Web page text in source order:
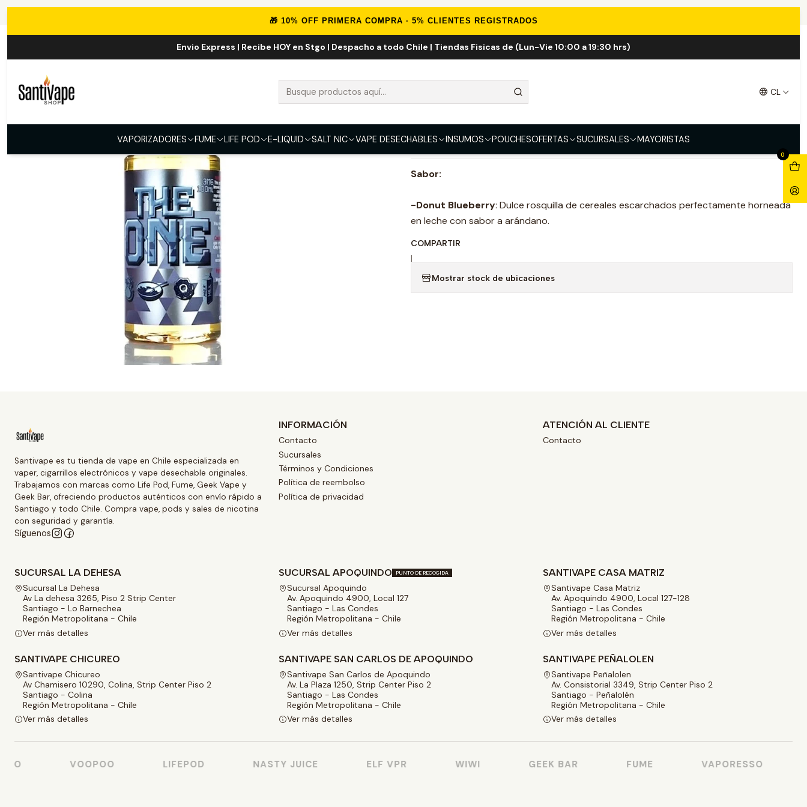
🎁 10% OFF PRIMERA COMPRA · 5% CLIENTES REGISTRADOS
Envio Express | Recibe HOY en Stgo | Despacho a todo Chile | Tiendas Fisicas de (Lun-Vie 10:00 a 19:30 hrs)
CL
VAPORIZADORES FUME LIFE POD E-LIQUID SALT NIC VAPE DESECHABLES INSUMOS POUCHESOFERTAS SUCURSALES MAYORISTAS
0
Donut Blueberry 100ml
0mg 3mg 6mg
Sabor:
-Donut Blueberry: Dulce rosquilla de cereales escarchados perfectamente horneada
en leche con sabor a arándano.
COMPARTIR
|
Mostrar stock de ubicaciones
Santivape es tu tienda de vape en Chile especializada en
vaper, cigarrillos electrónicos y vape desechable originales.
Trabajamos con marcas como Life Pod, Fume, Geek Vape y
Geek Bar, ofreciendo productos auténticos con envío rápido a
Santiago y todo Chile. Compra vape, pods y sales de nicotina
con seguridad y garantía.
Síguenos
INFORMACIÓN
Contacto
Sucursales
Términos y Condiciones
Política de reembolso
Política de privacidad
ATENCIÓN AL CLIENTE
Contacto
SUCURSAL LA DEHESA
Sucursal La Dehesa
Av La dehesa 3265, Piso 2 Strip Center
Santiago - Lo Barnechea
Región Metropolitana - Chile
Ver más detalles
SUCURSAL APOQUINDO PUNTO DE RECOGIDA
Sucursal Apoquindo
Av. Apoquindo 4900, Local 127
Santiago - Las Condes
Región Metropolitana - Chile
Ver más detalles
SANTIVAPE CASA MATRIZ
Santivape Casa Matriz
Av. Apoquindo 4900, Local 127-128
Santiago - Las Condes
Región Metropolitana - Chile
Ver más detalles
SANTIVAPE CHICUREO
Santivape Chicureo
Av Chamisero 10290, Colina, Strip Center Piso 2
Santiago - Colina
Región Metropolitana - Chile
Ver más detalles
SANTIVAPE SAN CARLOS DE APOQUINDO
Santivape San Carlos de Apoquindo
Av. La Plaza 1250, Strip Center Piso 2
Santiago - Las Condes
Región Metropolitana - Chile
Ver más detalles
SANTIVAPE PEÑALOLEN
Santivape Peñalolen
Av. Consistorial 3349, Strip Center Piso 2
Santiago - Peñalolén
Región Metropolitana - Chile
Ver más detalles
VOOPOO LIFEPOD NASTY JUICE ELF VPR WIWI GEEK BAR FUME VAPORESSO